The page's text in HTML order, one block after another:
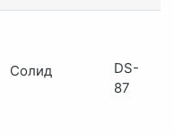
Солид
DS-
87